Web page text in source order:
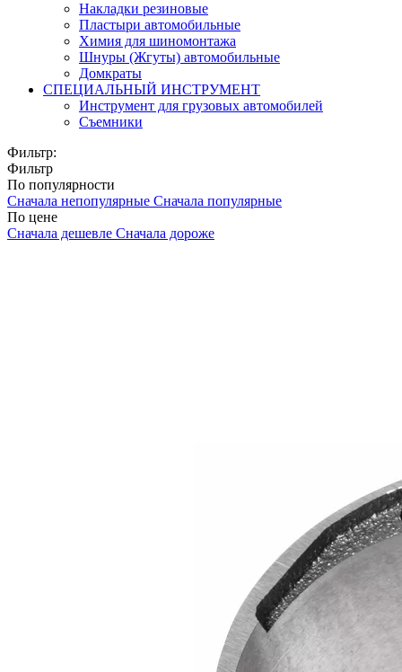
Накладки резиновые
Пластыри автомобильные
Химия для шиномонтажа
Шнуры (Жгуты) автомобильные
Домкраты
СПЕЦИАЛЬНЫЙ ИНСТРУМЕНТ
Инструмент для грузовых автомобилей
Съемники
Фильтр:
Фильтр
По популярности
Сначала непопулярные Сначала популярные
По цене
Сначала дешевле Сначала дороже